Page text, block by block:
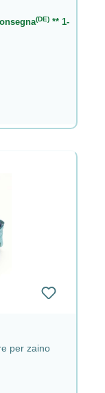
(DE)** 1-
per zaino